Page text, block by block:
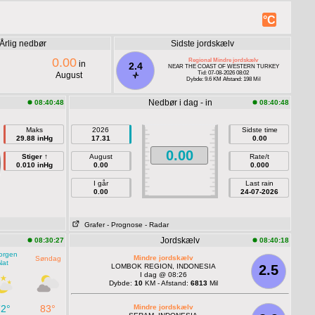
°C
Årlig nedbør
0.00 in
August
Sidste jordskælv
2.4
Regional Mindre jordskælv
NEAR THE COAST OF WESTERN TURKEY
Tid: 07-08-2026 08:02
Dybde: 9.6 KM Afstand: 198 Mil
08:40:48
Maks
29.88 inHg
Stiger ↑
0.010 inHg
Nedbør i dag - in 08:40:48
2026
17.31
August
0.00
I går
0.00
0.00
Sidste time
0.00
Rate/t
0.000
Last rain
24-07-2026
Grafer - Prognose - Radar
08:30:27
Søndag
83°
Jordskælv 08:40:18
2.5
Mindre jordskælv
LOMBOK REGION, INDONESIA
I dag @ 08:26
Dybde: 10KM - Afstand: 6813Mil
Mindre jordskælv